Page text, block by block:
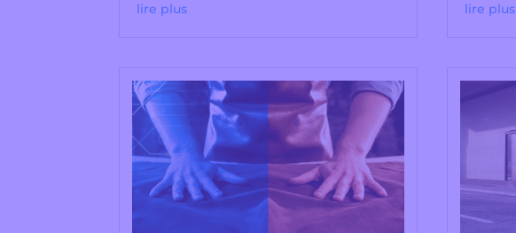
lire plus lire plus